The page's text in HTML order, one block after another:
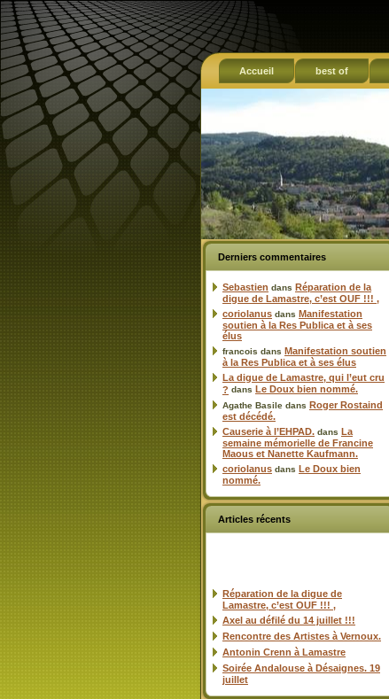
Accueil best of
Derniers commentaires
Sebastien dans Réparation de la
digue de Lamastre, c’est OUF !!! ,
coriolanus dans Manifestation
soutien à la Res Publica et à ses
élus
francois dans Manifestation soutien
à la Res Publica et à ses élus
La digue de Lamastre, qui l’eut cru
? dans Le Doux bien nommé.
Agathe Basile dans Roger Rostaind
est décédé.
Causerie à l’EHPAD. dans La
semaine mémorielle de Francine
Maous et Nanette Kaufmann.
coriolanus dans Le Doux bien
nommé.
Articles récents
Réparation de la digue de
Lamastre, c’est OUF !!! ,
Axel au défilé du 14 juillet !!!
Rencontre des Artistes à Vernoux.
Antonin Crenn à Lamastre
Soirée Andalouse à Désaignes. 19
juillet